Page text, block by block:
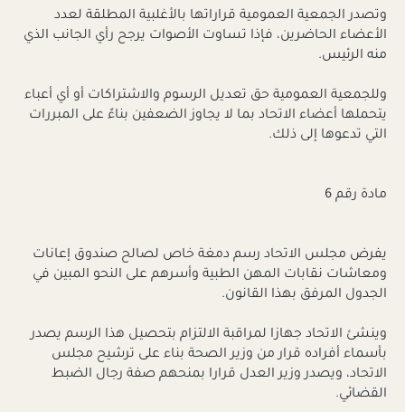
وتصدر الجمعية العمومية قراراتها بالأغلبية المطلقة لعدد
الأعضاء الحاضرين، فإذا تساوت الأصوات يرجح رأي الجانب الذي
منه الرئيس.
وللجمعية العمومية حق تعديل الرسوم والاشتراكات أو أي أعباء
يتحملها أعضاء الاتحاد بما لا يجاوز الضعفين بناءً على المبررات
التي تدعوها إلى ذلك.
مادة رقم 6
يفرض مجلس الاتحاد رسم دمغة خاص لصالح صندوق إعانات
ومعاشات نقابات المهن الطبية وأسرهم على النحو المبين في
الجدول المرفق بهذا القانون.
وينشئ الاتحاد جهازا لمراقبة الالتزام بتحصيل هذا الرسم يصدر
بأسماء أفراده قرار من وزير الصحة بناء على ترشيح مجلس
الاتحاد، ويصدر وزير العدل قرارا بمنحهم صفة رجال الضبط
القضائي.